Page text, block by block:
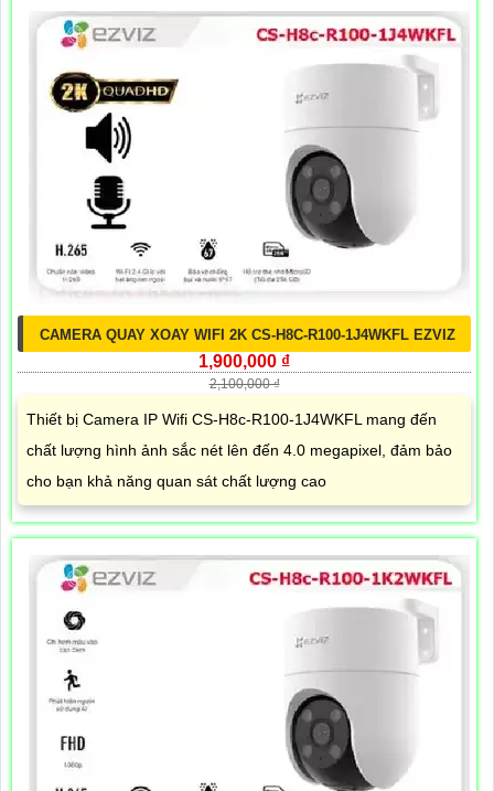
CAMERA QUAY XOAY WIFI 2K CS-H8C-R100-1J4WKFL EZVIZ
1,900,000 ₫
2,100,000 ₫
Thiết bị Camera IP Wifi CS-H8c-R100-1J4WKFL mang đến
chất lượng hình ảnh sắc nét lên đến 4.0 megapixel, đảm bảo
cho bạn khả năng quan sát chất lượng cao